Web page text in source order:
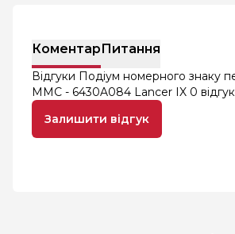
КоментарПитання
Відгуки Подіум номерного знаку
MMC - 6430A084 Lancer IX 0
Залишити відгук